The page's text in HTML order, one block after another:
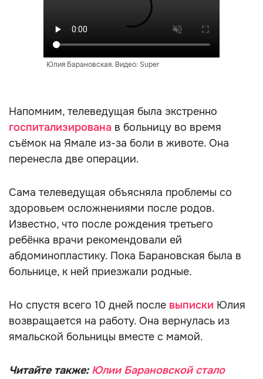
Юлия Барановская. Видео: Super
Напомним, телеведущая была экстренно
госпитализирована в больницу во время
съёмок на Ямале из-за боли в животе. Она
перенесла две операции.
Сама телеведущая объясняла проблемы со
здоровьем осложнениями после родов.
Известно, что после рождения третьего
ребёнка врачи рекомендовали ей
абдоминопластику. Пока Барановская была в
больнице, к ней приезжали родные.
Но спустя всего 10 дней после выписки Юлия
возвращается на работу. Она вернулась из
ямальской больницы вместе с мамой.
Читайте также: Юлии Барановской стало